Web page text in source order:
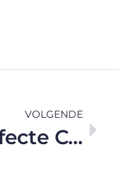
VOLGENDE
Vijverfilter en Pondovac 5: De Perfecte Combinatie voor een Gezonde Vijver